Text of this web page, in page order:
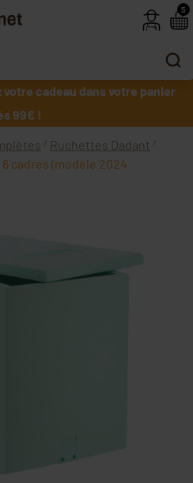
cadeau dans votre panier
99€ !
Ruchettes Dadant
cadres (modèle 2024
5